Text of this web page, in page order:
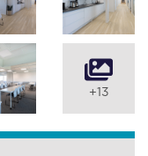
+13